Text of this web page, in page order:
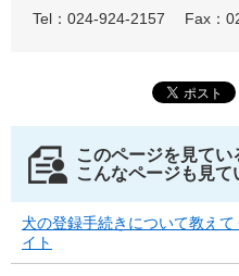
Tel：024-924-2157
Fax：
このページを見てい
こんなページも見て
犬の登録手続きについて教え
イト